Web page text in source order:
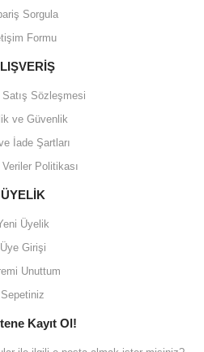
Sorgula
Formu
Sözleşmesi
ve Güvenlik
İade Şartları
Politikası
ÜYELİK
Üyelik
Üye Girişi
Unuttum
Sepetiniz
Kayıt Ol!